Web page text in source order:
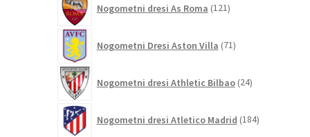
Nogometni dresi As Roma 121izdelkov
Nogometni Dresi Aston Villa 71izdelkov
Nogometni dresi Athletic Bilbao 24izdelkov
Nogometni dresi Atletico Madrid 184izdelkov